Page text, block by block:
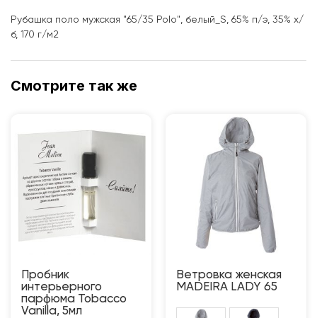
Рубашка поло мужская "65/35 Polo", белый_S, 65% п/э, 35% х/
б, 170 г/м2
Смотрите так же
Пробник
интерьерного
парфюма Tobacco
Vanilla, 5мл
Ветровка женская
MADEIRA LADY 65